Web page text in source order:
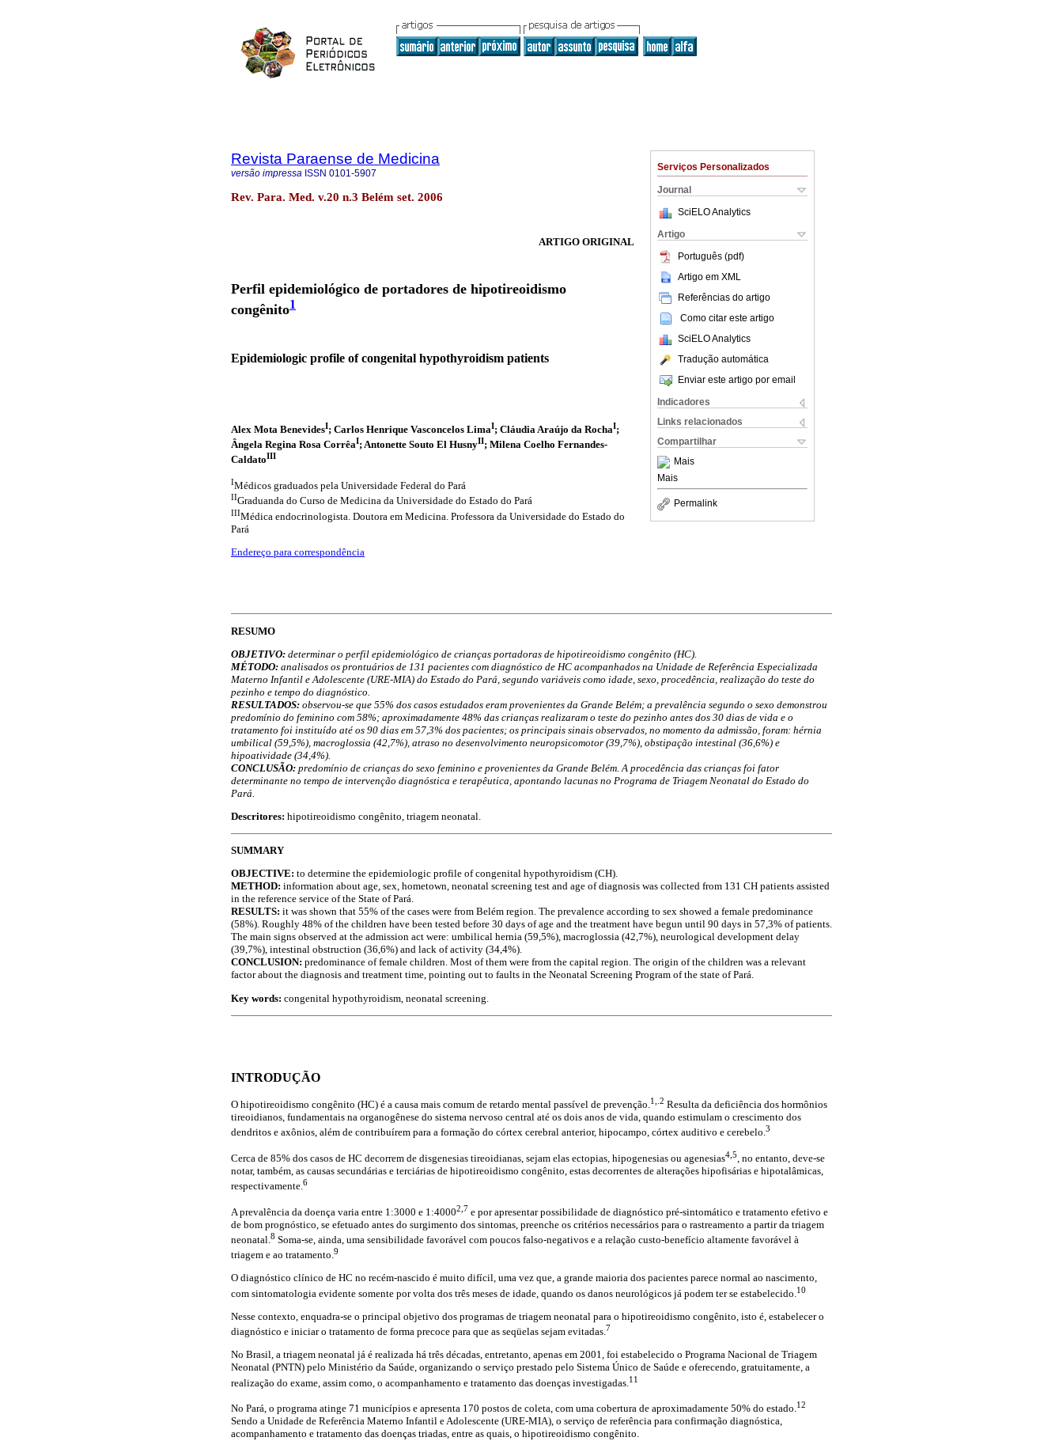
Serviços Personalizados
Journal
SciELO Analytics
Artigo
Português (pdf)
Artigo em XML
Referências do artigo
Como citar este artigo
SciELO Analytics
Tradução automática
Enviar este artigo por email
Indicadores
Links relacionados
Compartilhar
Mais
Mais
Permalink
Revista Paraense de Medicina
versão impressa ISSN 0101-5907
Rev. Para. Med. v.20 n.3 Belém set. 2006
ARTIGO ORIGINAL
Perfil epidemiológico de portadores de hipotireoidismo
congênito1
Epidemiologic profile of congenital hypothyroidism patients
Alex Mota BenevidesI; Carlos Henrique Vasconcelos LimaI; Cláudia Araújo da RochaI;
Ângela Regina Rosa CorrêaI; Antonette Souto El HusnyII; Milena Coelho Fernandes-
CaldatoIII
IMédicos graduados pela Universidade Federal do Pará
IIGraduanda do Curso de Medicina da Universidade do Estado do Pará
IIIMédica endocrinologista. Doutora em Medicina. Professora da Universidade do Estado do
Pará
Endereço para correspondência
RESUMO
OBJETIVO: determinar o perfil epidemiológico de crianças portadoras de hipotireoidismo congênito (HC).
MÉTODO: analisados os prontuários de 131 pacientes com diagnóstico de HC acompanhados na Unidade de Referência Especializada
Materno Infantil e Adolescente (URE-MIA) do Estado do Pará, segundo variáveis como idade, sexo, procedência, realização do teste do
pezinho e tempo do diagnóstico.
RESULTADOS: observou-se que 55% dos casos estudados eram provenientes da Grande Belém; a prevalência segundo o sexo demonstrou
predomínio do feminino com 58%; aproximadamente 48% das crianças realizaram o teste do pezinho antes dos 30 dias de vida e o
tratamento foi instituído até os 90 dias em 57,3% dos pacientes; os principais sinais observados, no momento da admissão, foram: hérnia
umbilical (59,5%), macroglossia (42,7%), atraso no desenvolvimento neuropsicomotor (39,7%), obstipação intestinal (36,6%) e
hipoatividade (34,4%).
CONCLUSÃO: predomínio de crianças do sexo feminino e provenientes da Grande Belém. A procedência das crianças foi fator
determinante no tempo de intervenção diagnóstica e terapêutica, apontando lacunas no Programa de Triagem Neonatal do Estado do
Pará.
Descritores: hipotireoidismo congênito, triagem neonatal.
SUMMARY
OBJECTIVE: to determine the epidemiologic profile of congenital hypothyroidism (CH).
METHOD: information about age, sex, hometown, neonatal screening test and age of diagnosis was collected from 131 CH patients assisted
in the reference service of the State of Pará.
RESULTS: it was shown that 55% of the cases were from Belém region. The prevalence according to sex showed a female predominance
(58%). Roughly 48% of the children have been tested before 30 days of age and the treatment have begun until 90 days in 57,3% of patients.
The main signs observed at the admission act were: umbilical hernia (59,5%), macroglossia (42,7%), neurological development delay
(39,7%), intestinal obstruction (36,6%) and lack of activity (34,4%).
CONCLUSION: predominance of female children. Most of them were from the capital region. The origin of the children was a relevant
factor about the diagnosis and treatment time, pointing out to faults in the Neonatal Screening Program of the state of Pará.
Key words: congenital hypothyroidism, neonatal screening.
INTRODUÇÃO
O hipotireoidismo congênito (HC) é a causa mais comum de retardo mental passível de prevenção. 1,.2 Resulta da deficiência dos hormônios
tireoidianos, fundamentais na organogênese do sistema nervoso central até os dois anos de vida, quando estimulam o crescimento dos
dendritos e axônios, além de contribuírem para a formação do córtex cerebral anterior, hipocampo, córtex auditivo e cerebelo.3
Cerca de 85% dos casos de HC decorrem de disgenesias tireoidianas, sejam elas ectopias, hipogenesias ou agenesias4,5 , no entanto, deve-se
notar, também, as causas secundárias e terciárias de hipotireoidismo congênito, estas decorrentes de alterações hipofisárias e hipotalâmicas,
respectivamente.6
A prevalência da doença varia entre 1:3000 e 1:40002,7 e por apresentar possibilidade de diagnóstico pré-sintomático e tratamento efetivo e
de bom prognóstico, se efetuado antes do surgimento dos sintomas, preenche os critérios necessários para o rastreamento a partir da triagem
neonatal. 8 Soma-se, ainda, uma sensibilidade favorável com poucos falso-negativos e a relação custo-benefício altamente favorável à
triagem e ao tratamento.9
O diagnóstico clínico de HC no recém-nascido é muito difícil, uma vez que, a grande maioria dos pacientes parece normal ao nascimento,
com sintomatologia evidente somente por volta dos três meses de idade, quando os danos neurológicos já podem ter se estabelecido. 10
Nesse contexto, enquadra-se o principal objetivo dos programas de triagem neonatal para o hipotireoidismo congênito, isto é, estabelecer o
diagnóstico e iniciar o tratamento de forma precoce para que as seqüelas sejam evitadas.7
No Brasil, a triagem neonatal já é realizada há três décadas, entretanto, apenas em 2001, foi estabelecido o Programa Nacional de Triagem
Neonatal (PNTN) pelo Ministério da Saúde, organizando o serviço prestado pelo Sistema Único de Saúde e oferecendo, gratuitamente, a
realização do exame, assim como, o acompanhamento e tratamento das doenças investigadas. 11
No Pará, o programa atinge 71 municípios e apresenta 170 postos de coleta, com uma cobertura de aproximadamente 50% do estado.12
Sendo a Unidade de Referência Materno Infantil e Adolescente (URE-MIA), o serviço de referência para confirmação diagnóstica,
acompanhamento e tratamento das doenças triadas, entre as quais, o hipotireoidismo congênito.